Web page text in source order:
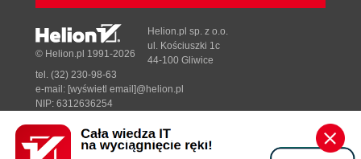
Designed with ♥ byTonik.pl
© Helion.pl 1991-2026
Helion.pl sp. z o.o.
ul. Kościuszki 1c
44-100 Gliwice
tel. (32) 230-98-63
e-mail: [wyświetl email]@helion.pl
NIP: 6312636254